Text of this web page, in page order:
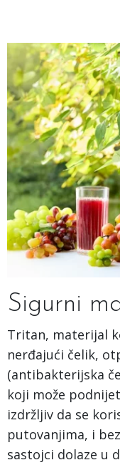
Sigurni
Tritan, materijal
nerđajući čelik,
(antibakterijska
koji može
izdržljiv da se
putovanjima, i
sastojci dolaze u